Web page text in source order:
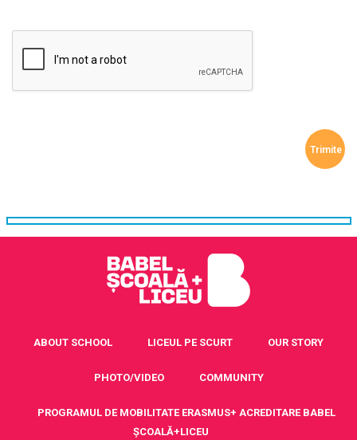
ABOUT SCHOOL LICEUL PE SCURT OUR STORY
PHOTO/VIDEO COMMUNITY
PROGRAMUL DE MOBILITATE ERASMUS+ ACREDITARE BABEL
ȘCOALĂ+LICEU